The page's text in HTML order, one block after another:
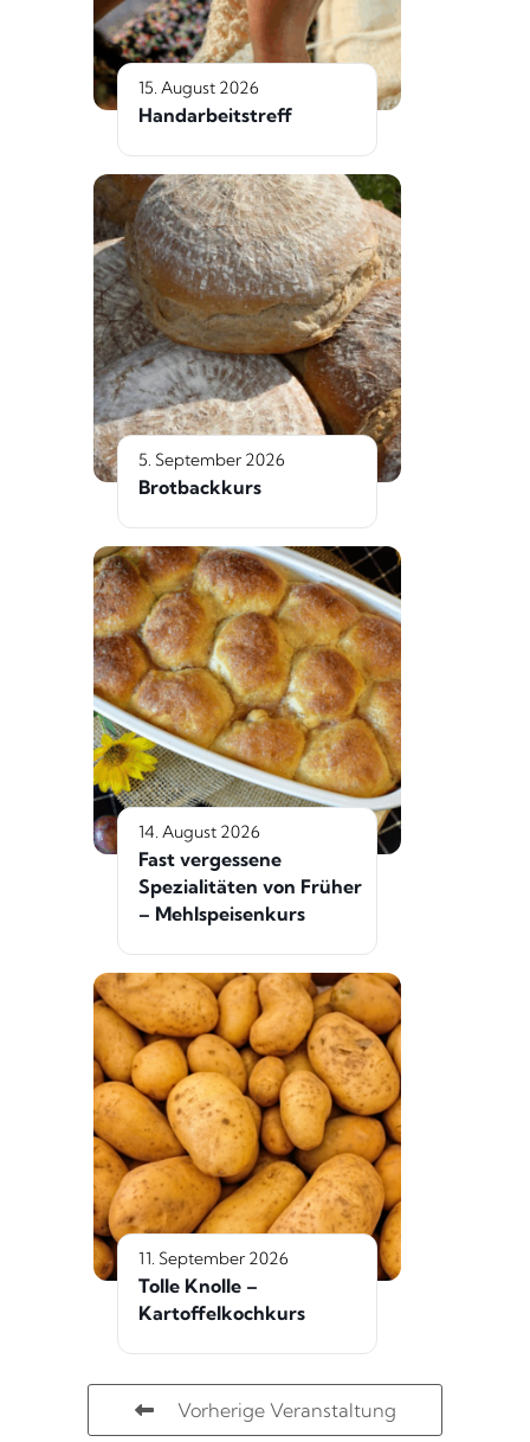
15. August 2026
Handarbeitstreff
5. September 2026
Brotbackkurs
14. August 2026
Fast vergessene
Spezialitäten von Früher
– Mehlspeisenkurs
11. September 2026
Tolle Knolle –
Kartoffelkochkurs
Vorherige Veranstaltung